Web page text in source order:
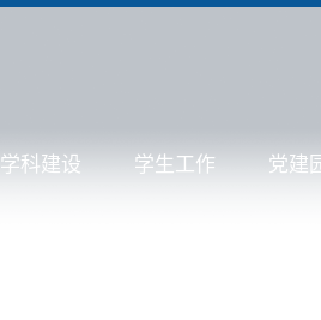
学科建设 学生工作 党建